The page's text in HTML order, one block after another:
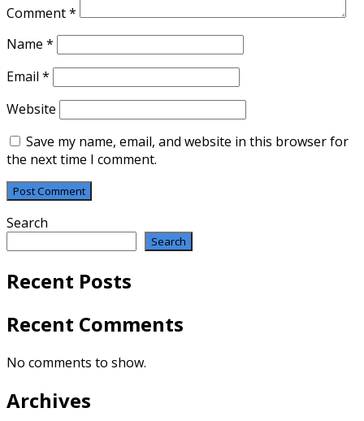
Comment*
Name *
Email *
Website
Save my name, email, and website in this browser for
the next time I comment.
Search
Search
Recent Posts
Recent Comments
No comments to show.
Archives